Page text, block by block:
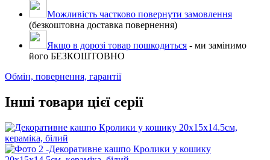
Можливість частково повернути замовлення
(безкоштовна доставка повернення)
Якщо в дорозі товар пошкодиться - ми замінимо
його БЕЗКОШТОВНО
Обмін, повернення, гарантії
Інші товари цієї серії